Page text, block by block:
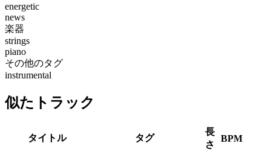
energetic
news
楽器
strings
piano
その他のタグ
instrumental
似たトラック
タイトル タグ
長
さ
BPM